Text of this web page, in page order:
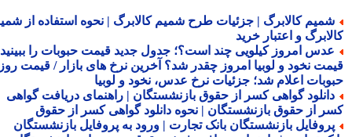
کالابرگ | جزئیات طرح شمیم کالابرگ | نحوه استفاده از شمیم
و اعتبار خرید
امروز کیلویی چند است؟؛ جدول جدید قیمت حبوبات را ببینید /
نخود و لوبیا امروز چقدر شد؟ آخرین نرخ های بازار / قیمت روز
اعلام شد؛ جزئیات نرخ عدس، نخود و لوبیا
گواهی کسر از حقوق بازنشستگان | راهنمای دریافت گواهی
از حقوق بازنشستگان | نحوه دانلود گواهی کسر از حقوق
بازنشستگان بانک تجارت | ورود به پروفایل بازنشستگان